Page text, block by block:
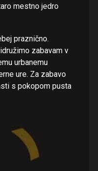
mestno jedro
praznično.
zabavam v
urbanemu
ure. Za zabavo
s pokopom pusta